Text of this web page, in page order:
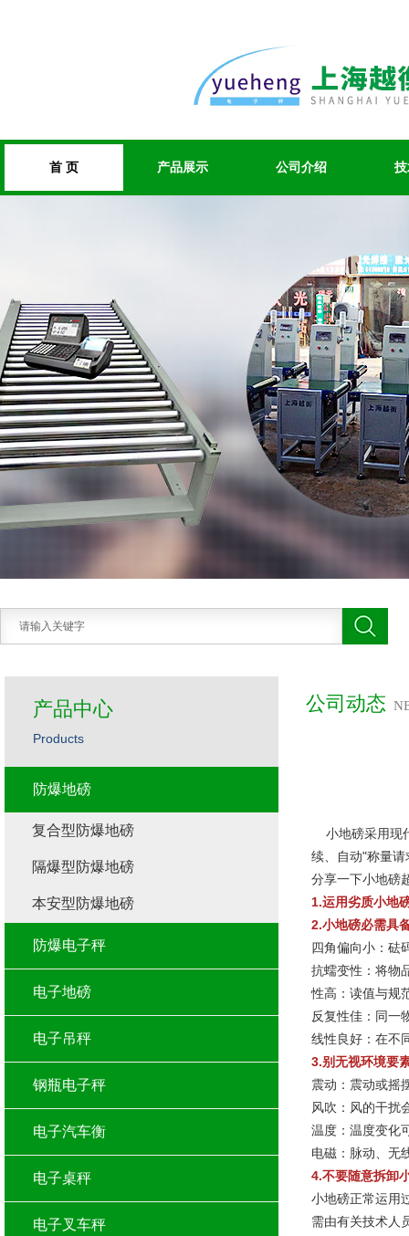
首 页 产品展示 公司介绍
公司动态
小地磅采用现
续、自动"称量
分享一下小地磅
1.运用劣质小地
2.小地磅必需具
四角偏向小：砝
抗蠕变性：将物
性高：读值与规
反复性佳：同一
线性良好：在不
3.别无视环境要
震动：震动或摇
风吹：风的干扰
温度：温度变化
电磁：脉动、无
4.不要随意拆卸
小地磅正常运用
需由有关技术人
产品中心
Products
防爆地磅
复合型防爆地磅
隔爆型防爆地磅
本安型防爆地磅
防爆电子秤
电子地磅
电子吊秤
钢瓶电子秤
电子汽车衡
电子桌秤
电子叉车秤